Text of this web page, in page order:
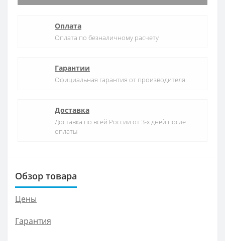
Оплата
Оплата по безналичному расчету
Гарантии
Официальная гарантия от производителя
Доставка
Доставка по всей России от 3-х дней после
оплаты
Обзор товара
Цены
Гарантия